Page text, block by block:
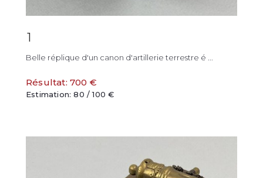
1
Belle réplique d'un canon d'artillerie terrestre é ...
Résultat: 700 €
Estimation: 80 / 100 €